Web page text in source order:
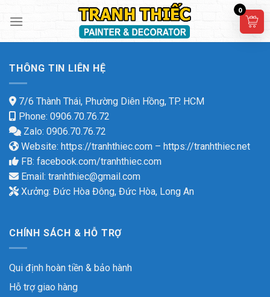
THÔNG TIN LIÊN HỆ
7/6 Thành Thái, Phường Diên Hồng, TP. HCM
Phone: 0906.70.76.72
Zalo: 0906.70.76.72
Website: https://tranhthiec.com – https://tranhthiec.net
FB: facebook.com/tranhthiec.com
Email: tranhthiec@gmail.com
Xưởng: Đức Hòa Đông, Đức Hòa, Long An
CHÍNH SÁCH & HỖ TRỢ
Qui định hoàn tiền & bảo hành
Hỗ trợ giao hàng
0